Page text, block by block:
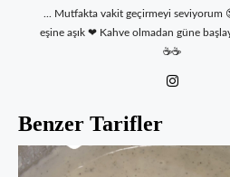
... Mutfakta vakit geçirmeyi seviyorum
eşine aşık ❤ Kahve olmadan güne
☕☕
Benzer Tarifler